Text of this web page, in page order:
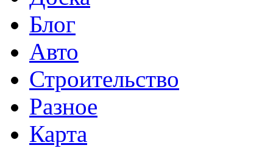
Блог
Авто
Строительство
Разное
Карта